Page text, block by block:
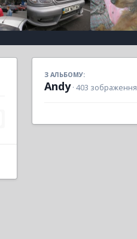
З АЛЬБОМУ:
Andy · 403 зображення